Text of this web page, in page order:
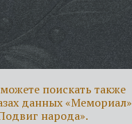
поискать также
данных «Мемориал»
народа».